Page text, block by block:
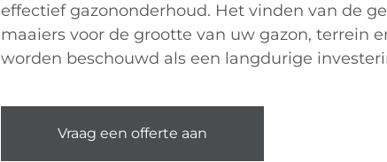
effectief gazononderhoud. Het vinden van de
maaiers voor de grootte van uw gazon, terrein
worden beschouwd als een langdurige
Vraag een offerte aan